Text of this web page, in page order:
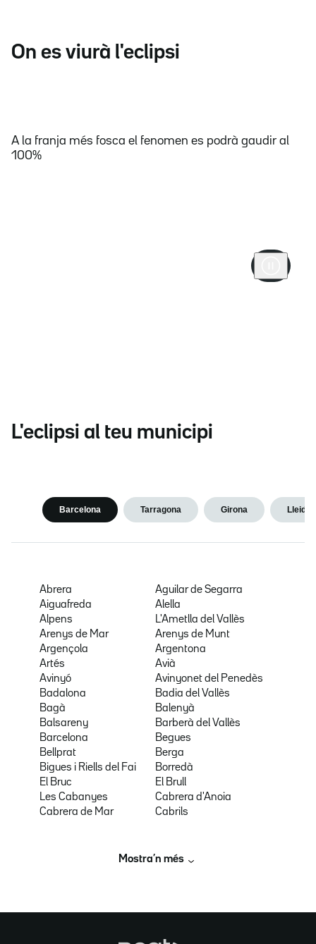
On es viurà l'eclipsi
A la franja més fosca el fenomen es podrà gaudir al
100%
L'eclipsi al teu municipi
Barcelona Tarragona Girona Lleida
Abrera
Aguilar de Segarra
Aiguafreda
Alella
Alpens
L'Ametlla del Vallès
Arenys de Mar
Arenys de Munt
Argençola
Argentona
Artés
Avià
Avinyó
Avinyonet del Penedès
Badalona
Badia del Vallès
Bagà
Balenyà
Balsareny
Barberà del Vallès
Barcelona
Begues
Bellprat
Berga
Bigues i Riells del Fai
Borredà
El Bruc
El Brull
Les Cabanyes
Cabrera d'Anoia
Cabrera de Mar
Cabrils
Mostra’n més